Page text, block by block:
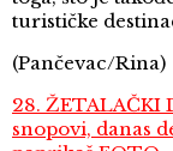
turističke
(Pančevac/Rina)
28. ŽETALAČKI
snopovi, danas